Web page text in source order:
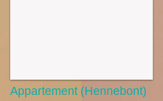
Appartement (Hennebont)​